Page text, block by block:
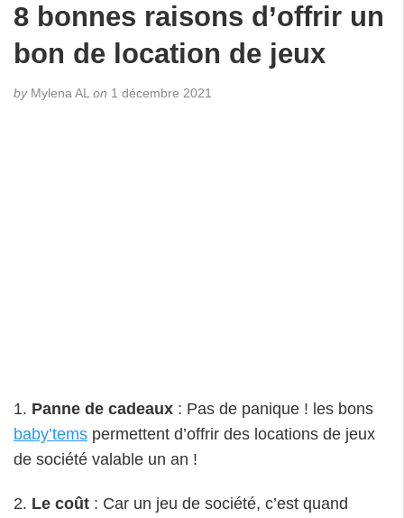
8 bonnes raisons d’offrir un
bon de location de jeux
byMylena AL on 1 décembre 2021
3. Le choix
: Les bons apportent l’opportunité de
tester plusieurs jeux de société. Avec plus de 300
jeux
au choix, il y a de quoi varier les plaisirs !
4. Être sûr de ce que l’on achète
: Combien de